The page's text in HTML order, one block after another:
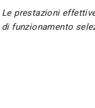
Le prestazioni
di funzionamento